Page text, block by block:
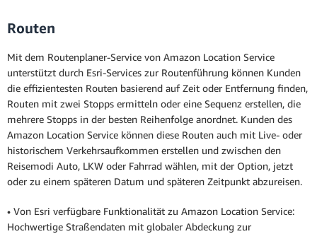
Routen
Mit dem Routenplaner-Service von Amazon Location Service
unterstützt durch Esri-Services zur Routenführung können Kunden
die effizientesten Routen basierend auf Zeit oder Entfernung finden,
Routen mit zwei Stopps ermitteln oder eine Sequenz erstellen, die
mehrere Stopps in der besten Reihenfolge anordnet. Kunden des
Amazon Location Service können diese Routen auch mit Live- oder
historischem Verkehrsaufkommen erstellen und zwischen den
Reisemodi Auto, LKW oder Fahrrad wählen, mit der Option, jetzt
oder zu einem späteren Datum und späteren Zeitpunkt abzureisen.
• Von Esri verfügbare Funktionalität zu Amazon Location Service:
Hochwertige Straßendaten mit globaler Abdeckung zur